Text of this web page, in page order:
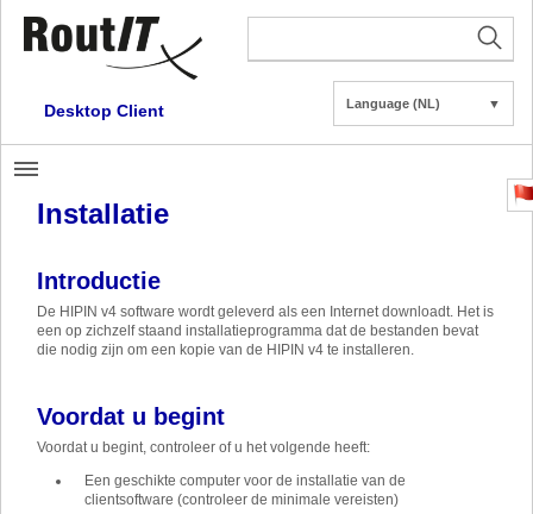
Desktop Client Language (NL) ▼
Installatie
Introductie
De HIPIN v4 software wordt geleverd als een Internet downloadt. Het is
een op zichzelf staand installatieprogramma dat de bestanden bevat
die nodig zijn om een kopie van de HIPIN v4 te installeren.
Voordat u begint
Voordat u begint, controleer of u het volgende heeft:
Een geschikte computer voor de installatie van de
clientsoftware (controleer de minimale vereisten)